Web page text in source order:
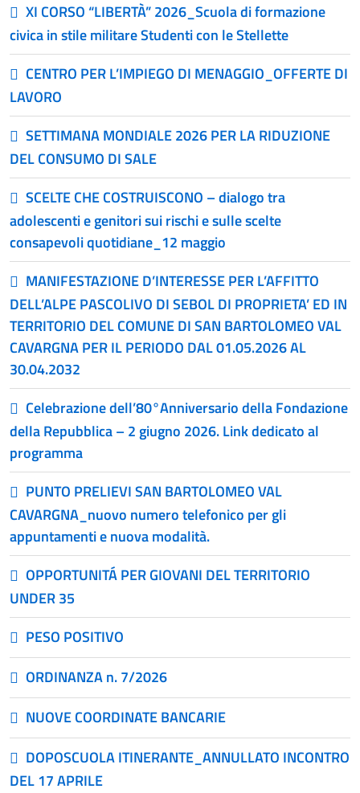
XI CORSO “LIBERTÀ” 2026_Scuola di formazione
civica in stile militare Studenti con le Stellette
CENTRO PER L’IMPIEGO DI MENAGGIO_OFFERTE DI
LAVORO
SETTIMANA MONDIALE 2026 PER LA RIDUZIONE
DEL CONSUMO DI SALE
SCELTE CHE COSTRUISCONO – dialogo tra
adolescenti e genitori sui rischi e sulle scelte
consapevoli quotidiane_12 maggio
MANIFESTAZIONE D’INTERESSE PER L’AFFITTO
DELL’ALPE PASCOLIVO DI SEBOL DI PROPRIETA’ ED IN
TERRITORIO DEL COMUNE DI SAN BARTOLOMEO VAL
CAVARGNA PER IL PERIODO DAL 01.05.2026 AL
30.04.2032
Celebrazione dell’80°Anniversario della Fondazione
della Repubblica – 2 giugno 2026. Link dedicato al
programma
PUNTO PRELIEVI SAN BARTOLOMEO VAL
CAVARGNA_nuovo numero telefonico per gli
appuntamenti e nuova modalità.
OPPORTUNITÁ PER GIOVANI DEL TERRITORIO
UNDER 35
PESO POSITIVO
ORDINANZA n. 7/2026
NUOVE COORDINATE BANCARIE
DOPOSCUOLA ITINERANTE_ANNULLATO INCONTRO
DEL 17 APRILE